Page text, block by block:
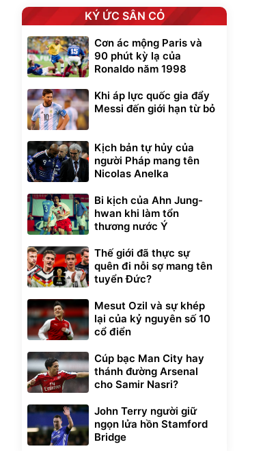
KÝ ỨC SÂN CỎ
Cơn ác mộng Paris và
90 phút kỳ lạ của
Ronaldo năm 1998
Khi áp lực quốc gia đẩy
Messi đến giới hạn từ bỏ
Kịch bản tự hủy của
người Pháp mang tên
Nicolas Anelka
Bi kịch của Ahn Jung-
hwan khi làm tổn
thương nước Ý
Thế giới đã thực sự
quên đi nỗi sợ mang tên
tuyển Đức?
Mesut Ozil và sự khép
lại của kỷ nguyên số 10
cổ điển
Cúp bạc Man City hay
thánh đường Arsenal
cho Samir Nasri?
John Terry người giữ
ngọn lửa hồn Stamford
Bridge